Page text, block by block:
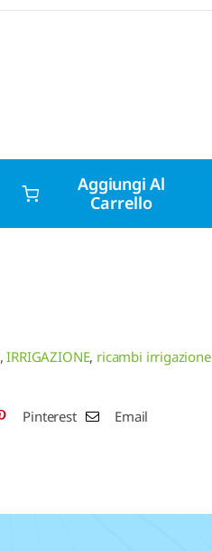
Aggiungi Al
Carrello
,IRRIGAZIONE, ricambi irrigazione
Pinterest Email